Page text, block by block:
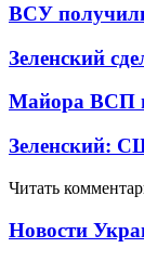
ВСУ
Зеленский
Майора ВСП
Зеленский:
Читать
Новости